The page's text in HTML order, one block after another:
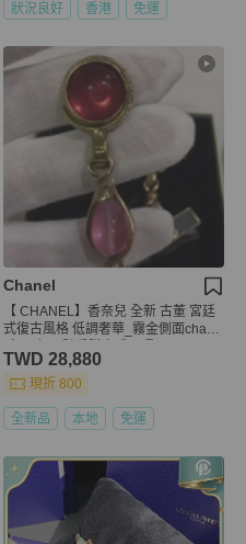
狀況良好 香港 免運
Chanel
【 CHANEL】香奈兒 全新 古董 宮廷
式復古風格 低調奢華_霧金側面chane
TWD 28,880
現折 800
全新品 本地 免運